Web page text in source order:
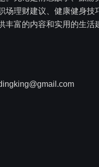
场理财建议、健康健身技
丰富的内容和实用的生活